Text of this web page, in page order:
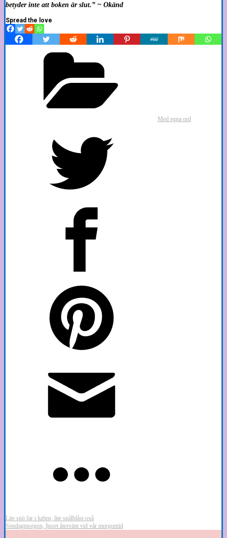
betyder inte att boken är slut.” ~ Okänd
Spread the love
Med egna ord
Lite snö far i luften, lite snålblåst oxå
Söndagmorgon, ljuset återvänt vid vår morgontid